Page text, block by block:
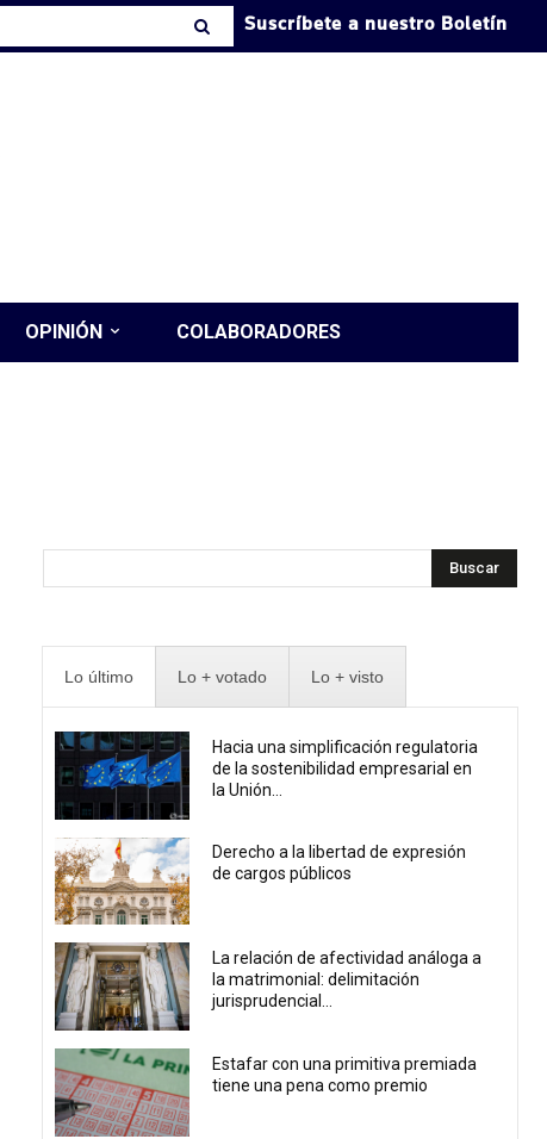
Suscríbete a nuestro Boletín
OPINIÓN COLABORADORES
Buscar
Lo último Lo + votado Lo + visto
Hacia una simplificación regulatoria
de la sostenibilidad empresarial en
la Unión...
Derecho a la libertad de expresión
de cargos públicos
La relación de afectividad análoga a
la matrimonial: delimitación
jurisprudencial...
Estafar con una primitiva premiada
tiene una pena como premio